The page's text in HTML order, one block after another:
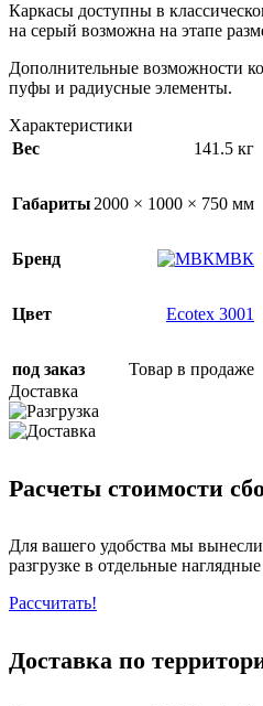
Каркасы доступны в
на серый возможна на этапе
Дополнительные возможности
пуфы и радиусные элементы.
Характеристики
Вес
141.5 кг
Габариты 2000 × 1000 × 750 мм
Бренд МВК
Цвет Ecotex 3001
под заказ
Товар в продаже
Доставка
Расчеты стоимости
Для вашего удобства мы
разгрузке в отдельные
Рассчитать!
Доставка по